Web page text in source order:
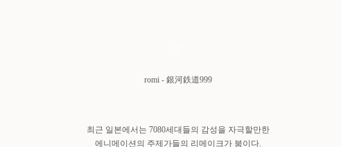
romi - 銀河鉄道999
최근 일본에서는 7080세대들의 감성을 자극할만한
에니메이션의 주제가들의 리메이크가 붐이다.